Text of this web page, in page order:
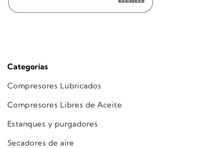
Categorías
Compresores Lubricados
Compresores Libres de Aceite
Estanques y purgadores
Secadores de aire